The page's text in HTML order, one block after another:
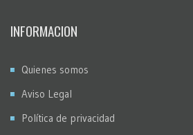
INFORMACION
Quienes somos
Aviso Legal
Política de privacidad